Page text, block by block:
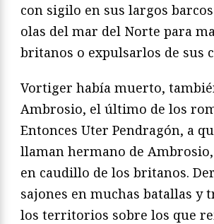
con sigilo en sus largos
olas del mar del Norte para
britanos o expulsarlos de sus
Vortiger había muerto,
Ambrosio, el último de los
Entonces Uter Pendragón, a
llaman hermano de
en caudillo de los britanos.
sajones en muchas batallas y
los territorios sobre los que